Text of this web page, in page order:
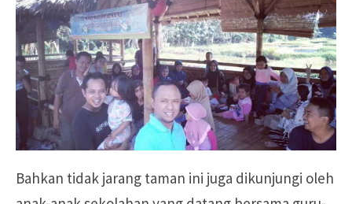
Bahkan tidak jarang taman ini juga dikunjungi oleh